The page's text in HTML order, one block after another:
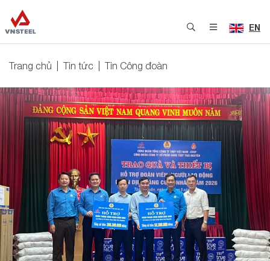
EN
Trang chủ Tin tức Tin Công đoàn